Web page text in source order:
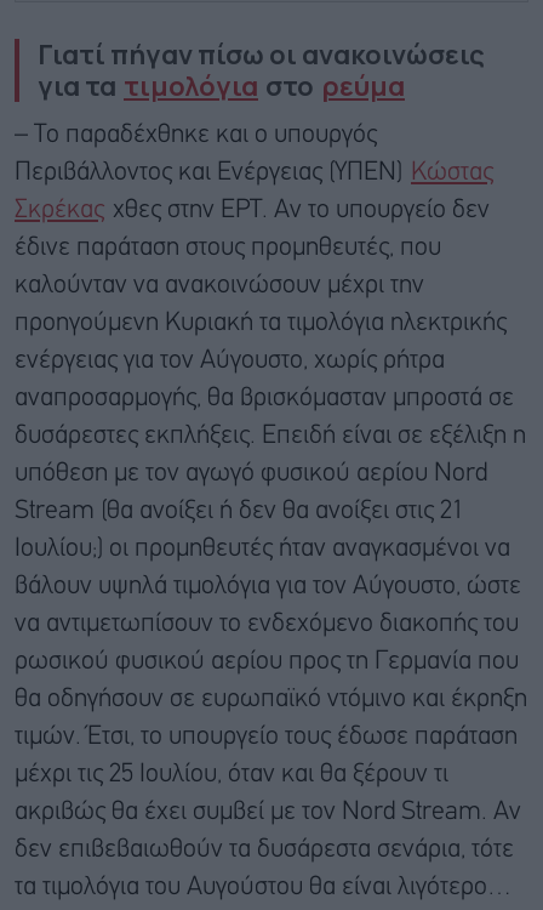
Γιατί πήγαν πίσω οι ανακοινώσεις
για τα τιμολόγια στο ρεύμα
– Το παραδέχθηκε και ο υπουργός
Περιβάλλοντος και Ενέργειας (ΥΠΕΝ)
Κώστας
Σκρέκας χθες στην ΕΡΤ. Αν το υπουργείο δεν
έδινε παράταση στους προμηθευτές, που
καλούνταν να ανακοινώσουν μέχρι την
προηγούμενη Κυριακή τα τιμολόγια ηλεκτρικής
ενέργειας για τον Αύγουστο, χωρίς ρήτρα
αναπροσαρμογής, θα βρισκόμασταν μπροστά σε
δυσάρεστες εκπλήξεις. Επειδή είναι σε εξέλιξη η
υπόθεση με τον αγωγό φυσικού αερίου Nord
Stream (θα ανοίξει ή δεν θα ανοίξει στις 21
Ιουλίου;) οι προμηθευτές ήταν αναγκασμένοι να
βάλουν υψηλά τιμολόγια για τον Αύγουστο, ώστε
να αντιμετωπίσουν το ενδεχόμενο διακοπής του
ρωσικού φυσικού αερίου προς τη Γερμανία που
θα οδηγήσουν σε ευρωπαϊκό ντόμινο και έκρηξη
τιμών. Έτσι, το υπουργείο τους έδωσε παράταση
μέχρι τις 25 Ιουλίου, όταν και θα ξέρουν τι
ακριβώς θα έχει συμβεί με τον Nord Stream. Αν
δεν επιβεβαιωθούν τα δυσάρεστα σενάρια, τότε
τα τιμολόγια του Αυγούστου θα είναι λιγότερο…